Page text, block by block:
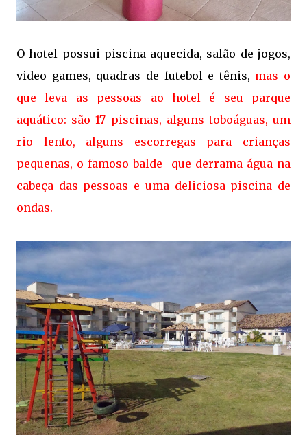
O hotel possui piscina aquecida, salão de jogos,
video games, quadras de futebol e tênis, mas o
que leva as pessoas ao hotel é seu parque
aquático: são 17 piscinas, alguns toboáguas, um
rio lento, alguns escorregas para crianças
pequenas, o famoso balde que derrama água na
cabeça das pessoas e uma deliciosa piscina de
ondas.